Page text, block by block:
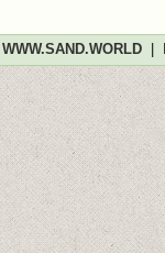
WWW.SAND.WORLD|